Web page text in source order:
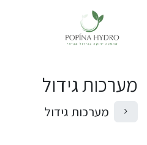
מערכות גידול
מערכות גידול